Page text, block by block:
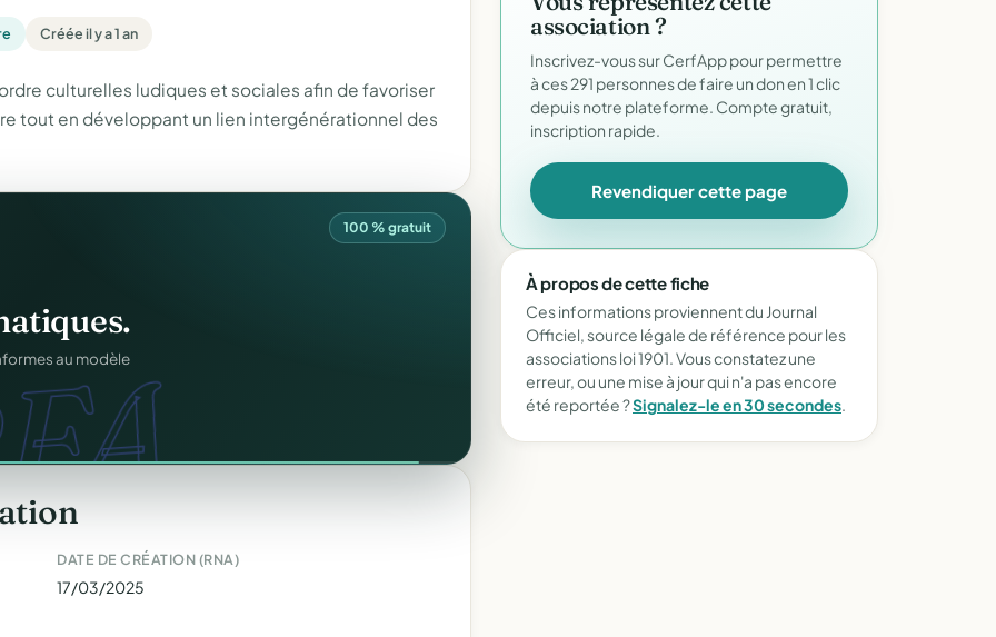
Créée il y a 1 an
culturelles ludiques et sociales afin de favoriser
tout en développant un lien intergénérationnel des
100 % gratuit
au modèle
offert
en cinq minutes.
DATE DE CRÉATION (RNA)
17/03/2025
association ?
Inscrivez-vous sur CerfApp pour permettre
à ces 291 personnes de faire un don en 1 clic
depuis notre plateforme. Compte gratuit,
inscription rapide.
Revendiquer cette page
À propos de cette fiche
Ces informations proviennent du Journal
Officiel, source légale de référence pour les
associations loi 1901. Vous constatez une
erreur, ou une mise à jour qui n'a pas encore
été reportée ?Signalez-le en 30 secondes.